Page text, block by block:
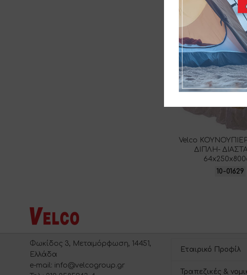
Velco
ΔΙΠΛΗ-
10-01629
Φωκίδος 3, Μεταμόρφωση, 14451,
Ελλάδα
e-mail: info@velcogroup.gr
Εταιρικό Προφίλ
Τραπεζικές &